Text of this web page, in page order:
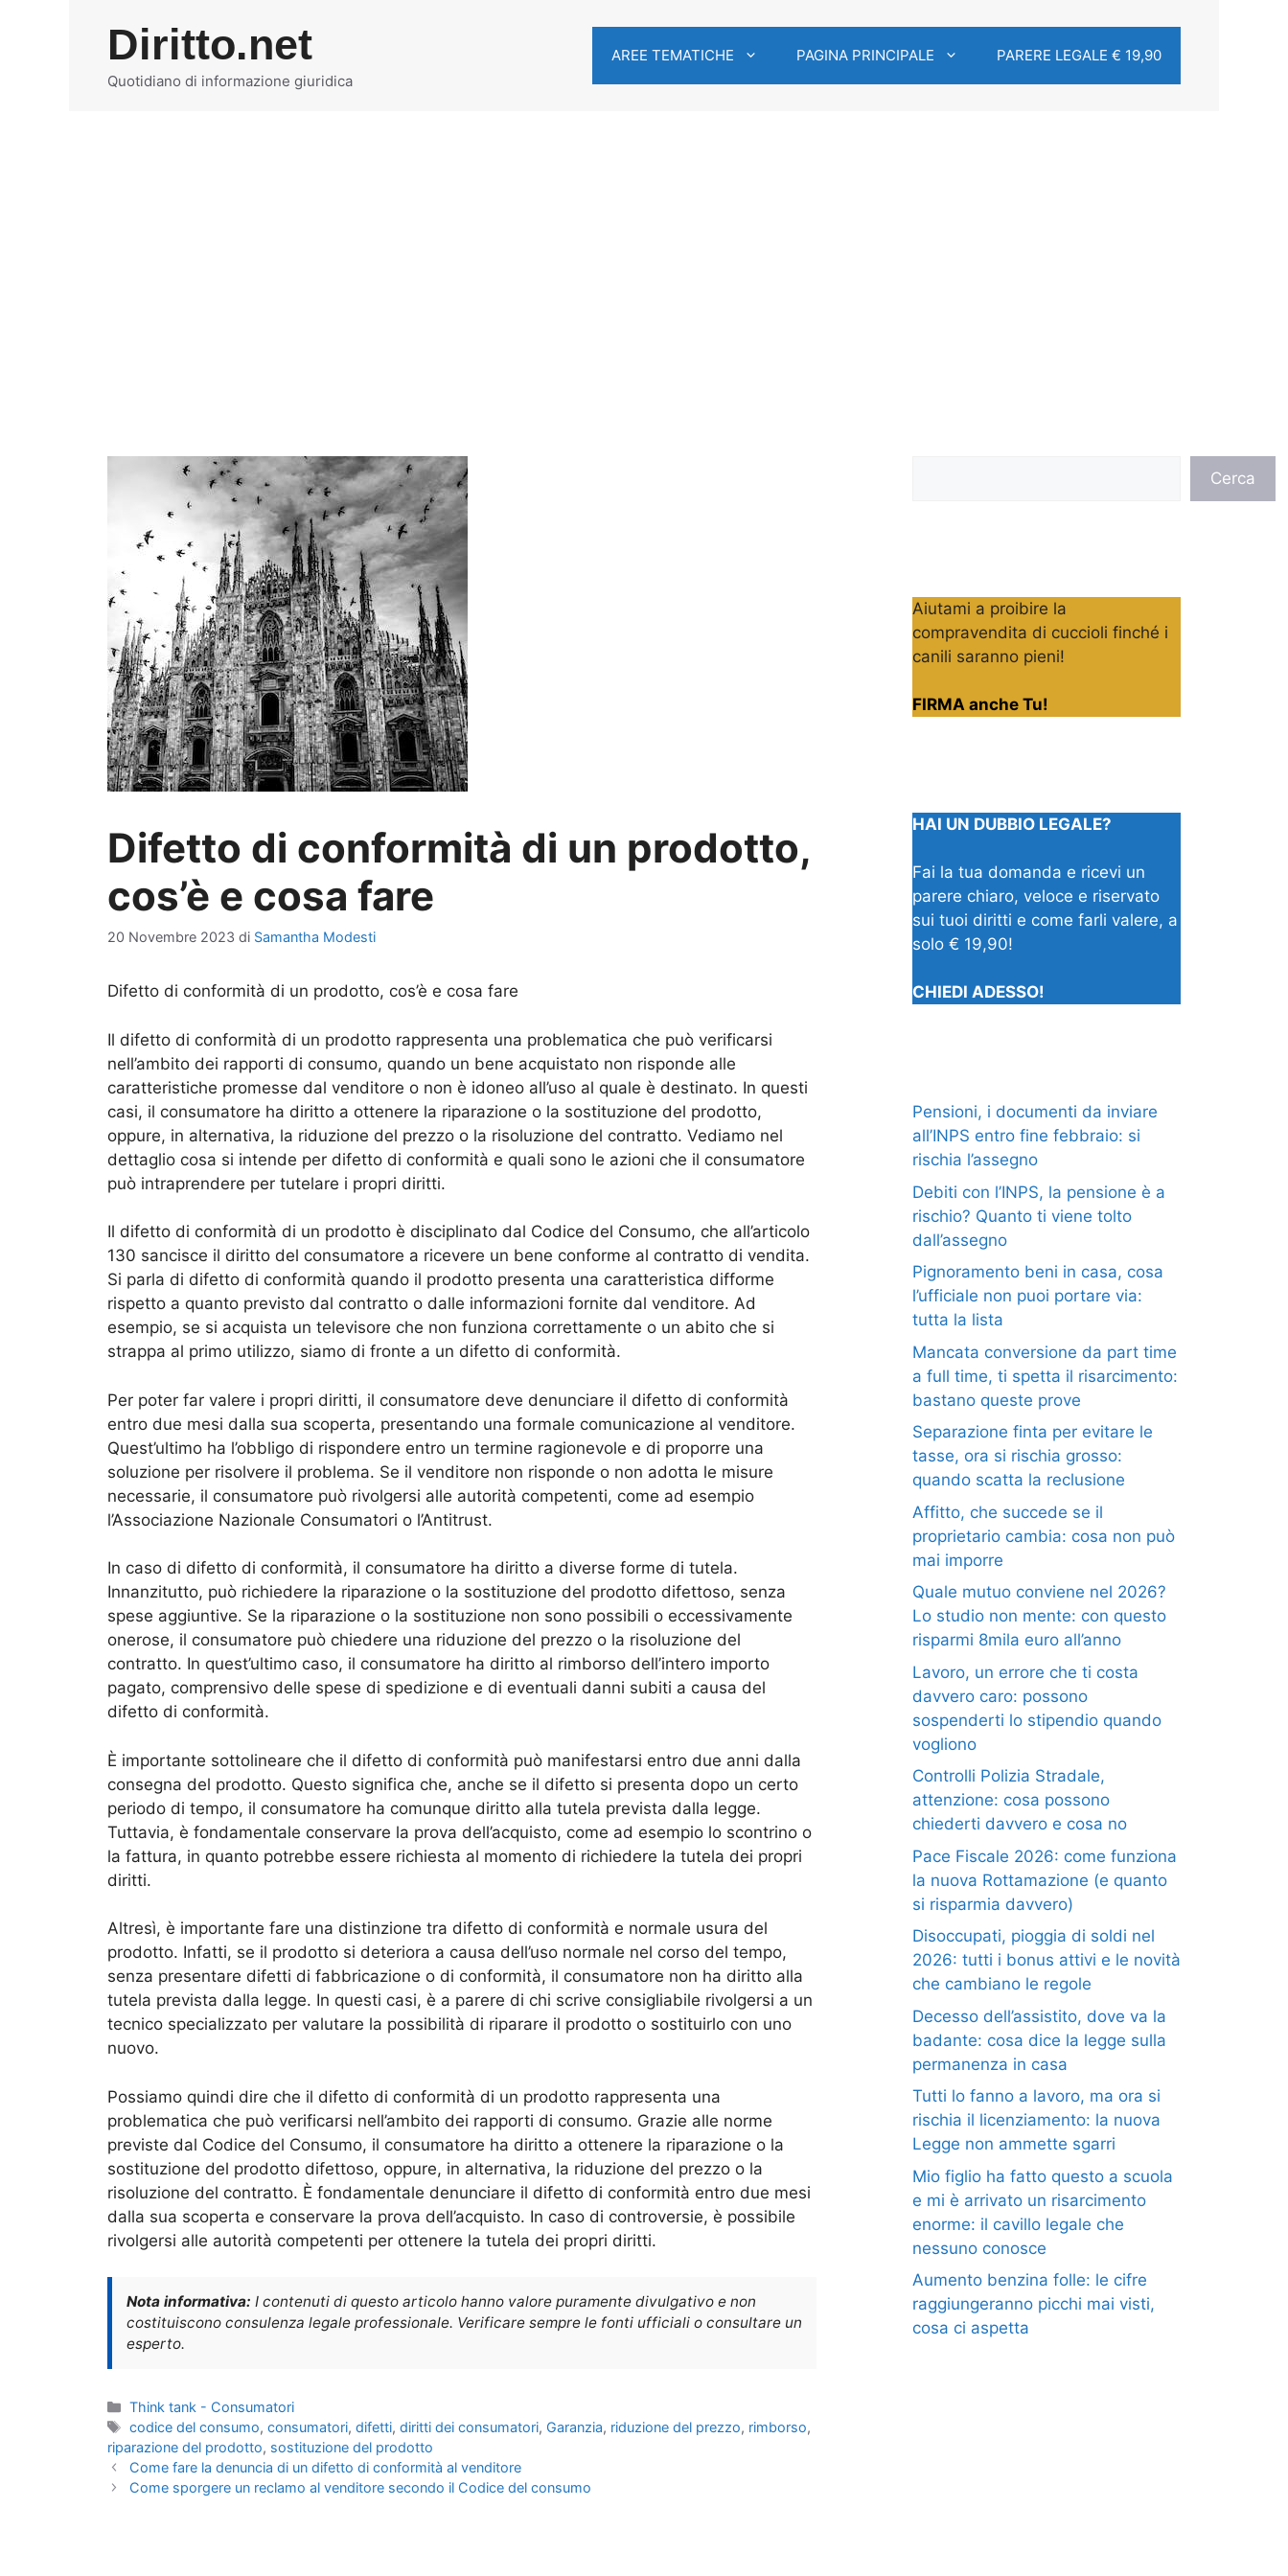
Diritto.net
Quotidiano di informazione giuridica
AREE TEMATICHE PAGINA PRINCIPALE PARERE LEGALE € 19,90
Difetto di conformità di un prodotto,
cos’è e cosa fare
20 Novembre 2023 di Samantha Modesti
Difetto di conformità di un prodotto, cos’è e cosa fare
Il difetto di conformità di un prodotto rappresenta una problematica che può verificarsi
nell’ambito dei rapporti di consumo, quando un bene acquistato non risponde alle
caratteristiche promesse dal venditore o non è idoneo all’uso al quale è destinato. In questi
casi, il consumatore ha diritto a ottenere la riparazione o la sostituzione del prodotto,
oppure, in alternativa, la riduzione del prezzo o la risoluzione del contratto. Vediamo nel
dettaglio cosa si intende per difetto di conformità e quali sono le azioni che il consumatore
può intraprendere per tutelare i propri diritti.
Il difetto di conformità di un prodotto è disciplinato dal Codice del Consumo, che all’articolo
130 sancisce il diritto del consumatore a ricevere un bene conforme al contratto di vendita.
Si parla di difetto di conformità quando il prodotto presenta una caratteristica difforme
rispetto a quanto previsto dal contratto o dalle informazioni fornite dal venditore. Ad
esempio, se si acquista un televisore che non funziona correttamente o un abito che si
strappa al primo utilizzo, siamo di fronte a un difetto di conformità.
Per poter far valere i propri diritti, il consumatore deve denunciare il difetto di conformità
entro due mesi dalla sua scoperta, presentando una formale comunicazione al venditore.
Quest’ultimo ha l’obbligo di rispondere entro un termine ragionevole e di proporre una
soluzione per risolvere il problema. Se il venditore non risponde o non adotta le misure
necessarie, il consumatore può rivolgersi alle autorità competenti, come ad esempio
l’Associazione Nazionale Consumatori o l’Antitrust.
In caso di difetto di conformità, il consumatore ha diritto a diverse forme di tutela.
Innanzitutto, può richiedere la riparazione o la sostituzione del prodotto difettoso, senza
spese aggiuntive. Se la riparazione o la sostituzione non sono possibili o eccessivamente
onerose, il consumatore può chiedere una riduzione del prezzo o la risoluzione del
contratto. In quest’ultimo caso, il consumatore ha diritto al rimborso dell’intero importo
pagato, comprensivo delle spese di spedizione e di eventuali danni subiti a causa del
difetto di conformità.
È importante sottolineare che il difetto di conformità può manifestarsi entro due anni dalla
consegna del prodotto. Questo significa che, anche se il difetto si presenta dopo un certo
periodo di tempo, il consumatore ha comunque diritto alla tutela prevista dalla legge.
Tuttavia, è fondamentale conservare la prova dell’acquisto, come ad esempio lo scontrino o
la fattura, in quanto potrebbe essere richiesta al momento di richiedere la tutela dei propri
diritti.
Altresì, è importante fare una distinzione tra difetto di conformità e normale usura del
prodotto. Infatti, se il prodotto si deteriora a causa dell’uso normale nel corso del tempo,
senza presentare difetti di fabbricazione o di conformità, il consumatore non ha diritto alla
tutela prevista dalla legge. In questi casi, è a parere di chi scrive consigliabile rivolgersi a un
tecnico specializzato per valutare la possibilità di riparare il prodotto o sostituirlo con uno
nuovo.
Possiamo quindi dire che il difetto di conformità di un prodotto rappresenta una
problematica che può verificarsi nell’ambito dei rapporti di consumo. Grazie alle norme
previste dal Codice del Consumo, il consumatore ha diritto a ottenere la riparazione o la
sostituzione del prodotto difettoso, oppure, in alternativa, la riduzione del prezzo o la
risoluzione del contratto. È fondamentale denunciare il difetto di conformità entro due mesi
dalla sua scoperta e conservare la prova dell’acquisto. In caso di controversie, è possibile
rivolgersi alle autorità competenti per ottenere la tutela dei propri diritti.
Nota informativa: I contenuti di questo articolo hanno valore puramente divulgativo e non
costituiscono consulenza legale professionale. Verificare sempre le fonti ufficiali o consultare un
esperto.
Categorie
Think tank - Consumatori
Tag
codice del consumo,consumatori,difetti,diritti dei consumatori, Garanzia, riduzione del prezzo, rimborso,
riparazione del prodotto, sostituzione del prodotto
Come fare la denuncia di un difetto di conformità al venditore
Come sporgere un reclamo al venditore secondo il Codice del consumo
Cerca
Aiutami a proibire la
compravendita di cuccioli finché i
canili saranno pieni!
FIRMA anche Tu!
HAI UN DUBBIO LEGALE?
Fai la tua domanda e ricevi un
parere chiaro, veloce e riservato
sui tuoi diritti e come farli valere, a
solo € 19,90!
CHIEDI ADESSO!
Pensioni, i documenti da inviare
all’INPS entro fine febbraio: si
rischia l’assegno
Debiti con l’INPS, la pensione è a
rischio? Quanto ti viene tolto
dall’assegno
Pignoramento beni in casa, cosa
l’ufficiale non puoi portare via:
tutta la lista
Mancata conversione da part time
a full time, ti spetta il risarcimento:
bastano queste prove
Separazione finta per evitare le
tasse, ora si rischia grosso:
quando scatta la reclusione
Affitto, che succede se il
proprietario cambia: cosa non può
mai imporre
Quale mutuo conviene nel 2026?
Lo studio non mente: con questo
risparmi 8mila euro all’anno
Lavoro, un errore che ti costa
davvero caro: possono
sospenderti lo stipendio quando
vogliono
Controlli Polizia Stradale,
attenzione: cosa possono
chiederti davvero e cosa no
Pace Fiscale 2026: come funziona
la nuova Rottamazione (e quanto
si risparmia davvero)
Disoccupati, pioggia di soldi nel
2026: tutti i bonus attivi e le novità
che cambiano le regole
Decesso dell’assistito, dove va la
badante: cosa dice la legge sulla
permanenza in casa
Tutti lo fanno a lavoro, ma ora si
rischia il licenziamento: la nuova
Legge non ammette sgarri
Mio figlio ha fatto questo a scuola
e mi è arrivato un risarcimento
enorme: il cavillo legale che
nessuno conosce
Aumento benzina folle: le cifre
raggiungeranno picchi mai visti,
cosa ci aspetta